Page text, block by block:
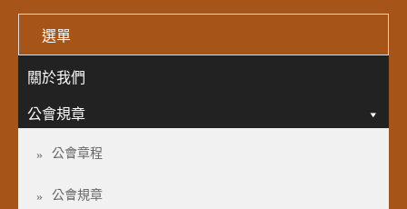
選單
關於我們
公會規章
公會章程
公會規章